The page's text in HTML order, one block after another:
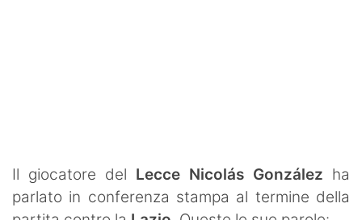
SHOP LAZIO
Contatti
Il giocatore del Lecce Nicolás González ha
parlato in conferenza stampa al termine della